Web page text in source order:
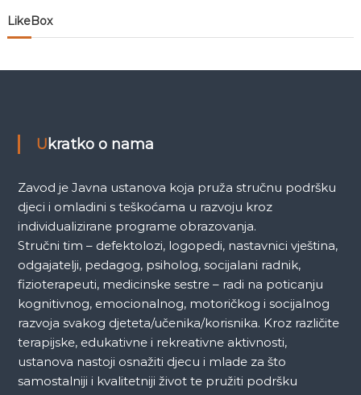
n
LikeBox
Ukratko o nama
Zavod je Javna ustanova koja pruža stručnu podršku
djeci i omladini s teškoćama u razvoju kroz
individualizirane programe obrazovanja.
Stručni tim – defektolozi, logopedi, nastavnici vještina,
odgajatelji, pedagog, psiholog, socijalani radnik,
fizioterapeuti, medicinske sestre – radi na poticanju
kognitivnog, emocionalnog, motoričkog i socijalnog
razvoja svakog djeteta/učenika/korisnika. Kroz različite
terapijske, edukativne i rekreativne aktivnosti,
ustanova nastoji osnažiti djecu i mlade za što
samostalniji i kvalitetniji život te pružiti podršku